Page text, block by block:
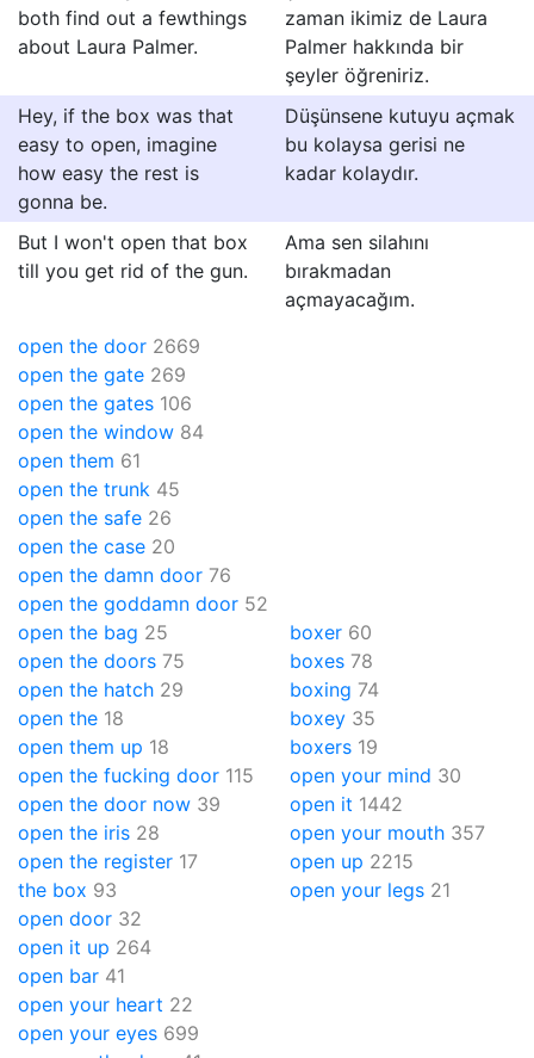
both find out a fewthings
about Laura Palmer.
zaman ikimiz de Laura
Palmer hakkında bir
şeyler öğreniriz.
Hey, if the box was that
easy to open, imagine
how easy the rest is
gonna be.
Düşünsene kutuyu açmak
bu kolaysa gerisi ne
kadar kolaydır.
But I won't open that box
till you get rid of the gun.
Ama sen silahını
bırakmadan
açmayacağım.
open the door 2669
open the gate 269
open the gates 106
open the window 84
open them 61
open the trunk 45
open the safe 26
open the case 20
open the damn door 76
open the goddamn door 52
open the bag 25
open the doors 75
open the hatch 29
open the 18
open them up 18
open the fucking door 115
open the door now 39
open the iris 28
open the register 17
the box 93
boxer 60
boxes 78
boxing 74
boxey 35
boxers 19
open your mind 30
open it 1442
open your mouth 357
open up 2215
open your legs 21
open door 32
open it up 264
open bar 41
open your heart 22
open your eyes 699